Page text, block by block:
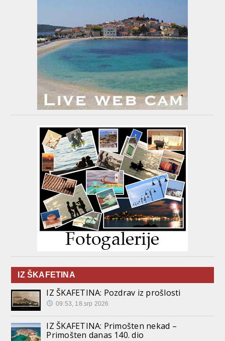
IZ ŠKAFETINA
IZ ŠKAFETINA: Pozdrav iz prošlosti
09:53, 18.srp 2026
IZ ŠKAFETINA: Primošten nekad –
Primošten danas 140. dio